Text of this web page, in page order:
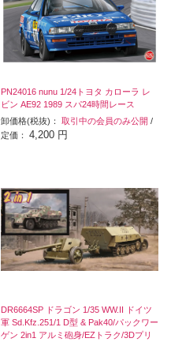
PN24016 nunu 1/24トヨタ カローラ レ
ビン AE92 1989 スパ24時間レース
卸価格(税抜)：取引中の会員のみ公開 /
定価：4,200 円
DR6664SP ドラゴン 1/35 WW.II ドイツ
軍 Sd.Kfz.251/1 D型 & Pak40/パックワー
ゲン 2in1 アルミ砲身/EZトラク/3Dプリ